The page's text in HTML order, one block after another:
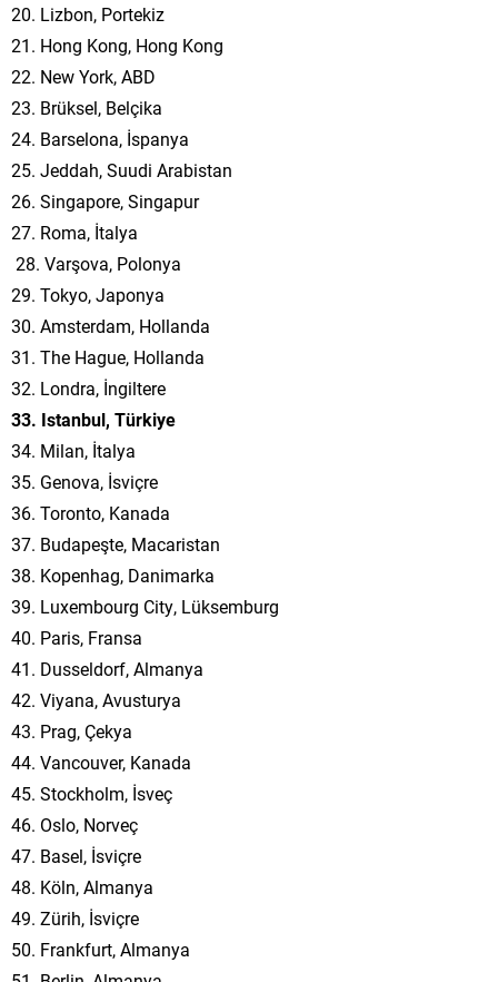
20. Lizbon, Portekiz
21. Hong Kong, Hong Kong
22. New York, ABD
23. Brüksel, Belçika
24. Barselona, İspanya
25. Jeddah, Suudi Arabistan
26. Singapore, Singapur
27. Roma, İtalya
28. Varşova, Polonya
29. Tokyo, Japonya
30. Amsterdam, Hollanda
31. The Hague, Hollanda
32. Londra, İngiltere
33. Istanbul, Türkiye
34. Milan, İtalya
35. Genova, İsviçre
36. Toronto, Kanada
37. Budapeşte, Macaristan
38. Kopenhag, Danimarka
39. Luxembourg City, Lüksemburg
40. Paris, Fransa
41. Dusseldorf, Almanya
42. Viyana, Avusturya
43. Prag, Çekya
44. Vancouver, Kanada
45. Stockholm, İsveç
46. Oslo, Norveç
47. Basel, İsviçre
48. Köln, Almanya
49. Zürih, İsviçre
50. Frankfurt, Almanya